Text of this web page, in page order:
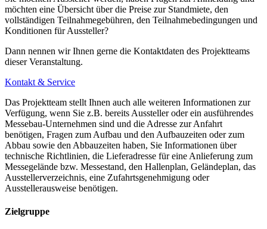
möchten eine Übersicht über die Preise zur Standmiete, den
vollständigen Teilnahmegebühren, den Teilnahmebedingungen und
Konditionen für Aussteller?
Dann nennen wir Ihnen gerne die Kontaktdaten des Projektteams
dieser Veranstaltung.
Kontakt & Service
Das Projektteam stellt Ihnen auch alle weiteren Informationen zur
Verfügung, wenn Sie z.B. bereits Aussteller oder ein ausführendes
Messebau-Unternehmen sind und die Adresse zur Anfahrt
benötigen, Fragen zum Aufbau und den Aufbauzeiten oder zum
Abbau sowie den Abbauzeiten haben, Sie Informationen über
technische Richtlinien, die Lieferadresse für eine Anlieferung zum
Messegelände bzw. Messestand, den Hallenplan, Geländeplan, das
Ausstellerverzeichnis, eine Zufahrtsgenehmigung oder
Ausstellerausweise benötigen.
Zielgruppe